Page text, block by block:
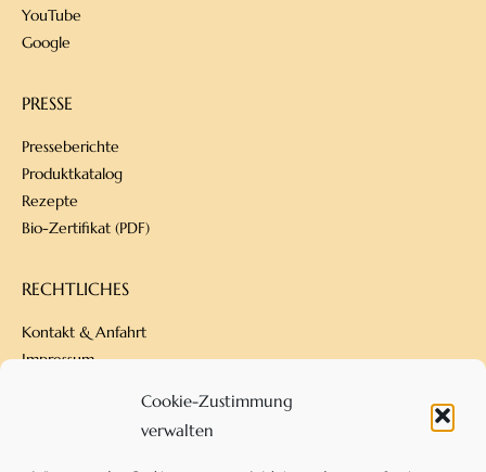
Cookie-Zustimmung
verwalten
YouTube
Google
PRESSE
Presseberichte
Produktkatalog
Rezepte
Bio-Zertifikat (PDF)
RECHTLICHES
Kontakt & Anfahrt
Impressum
Versandbedingungen
AGB